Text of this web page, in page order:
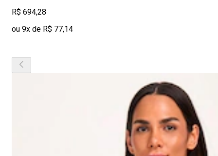
R$ 694,28
ou 9x de R$ 77,14